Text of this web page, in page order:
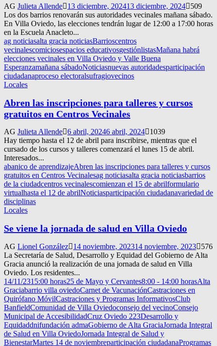
AG Julieta Allende 13 diciembre, 202413 diciembre, 2024
509
Los dos barrios renovarán sus autoridades vecinales mañana sábado.
En Villa Oviedo, las elecciones tendrán lugar de 12:00 a 17:00 horas
en la Escuela Anacleto...
ag noticiasalta gracia noticiasBarrioscentros
vecinalescomiciosespacios educativosgestiónlistasMañana habrá
elecciones vecinales en Villa Oviedo y Valle Buena
Esperanzamañana sábadoNoticiasnuevas autoridadesparticipación
ciudadanaproceso electoralsufragiovecinos
Locales
Abren las inscripciones para talleres y cursos
gratuitos en Centros Vecinales
AG Julieta Allende 6 abril, 20246 abril, 2024
1039
Hay tiempo hasta el 12 de abril para inscribirse, mientras que el
cursado de los cursos y talleres comenzará el lunes 15 de abril.
Interesados...
abanico de aprendizajeAbren las inscripciones para talleres y cursos
gratuitos en Centros Vecinalesag noticiasalta gracia noticiasbarrios
de la ciudadcentros vecinalescomienzan el 15 de abrilformulario
virtualhasta el 12 de abrilNoticiasparticipación ciudadanavariedad de
disciplinas
Locales
Se viene la jornada de salud en Villa Oviedo
AG Lionel González 14 noviembre, 202314 noviembre, 2023
576
La Secretaría de Salud, Desarrollo y Equidad del Gobierno de Alta
Gracia anunció la realización de una jornada de salud en Villa
Oviedo. Los residentes...
14/11/2315:00 horas25 de Mayo y Cervantes8:00 - 14:00 horasAlta
Graciabarrio villa oviedoCarnet de VacunaciónCastraciones en
Quirófano MóvilCastraciones y Programas InformativosClub
BanfieldComunidad de Villa Oviedoconsejo del vecinoConsejo
Municipal de AccesibilidadCruz Oviedo 223Desarrollo y
Equidaddnifundación admaGobierno de Alta GraciaJornada Integral
de Salud en Villa OviedoJornada Integral de Salud y
BienestarMartes 14 de noviembreparticipación ciudadanaProgramas